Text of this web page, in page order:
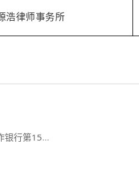
浩律师事务所
摇珠会）